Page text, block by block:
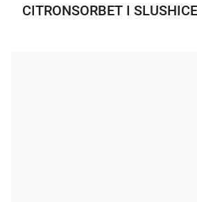
CITRONSORBET I